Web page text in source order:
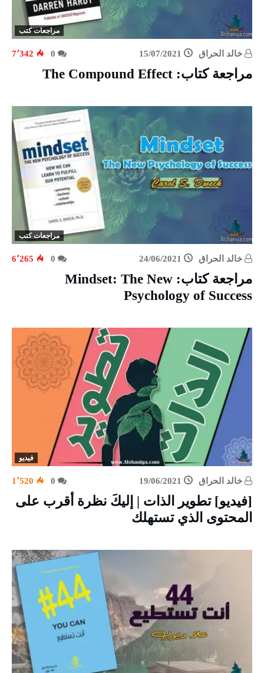
مراجعات كتب
خالد الحراق 15/07/2021 7٬342
مراجعة كتاب: The Compound Effect
مراجعات كتب
خالد الحراق 24/06/2021 6٬265
مراجعة كتاب: Mindset: The New
Psychology of Success
فيديو
خالد الحراق 19/06/2021 1٬520
[فيديو] تطوير الذات | إليكَ نظرة أقرب على
المحتوى الذي تستهلك